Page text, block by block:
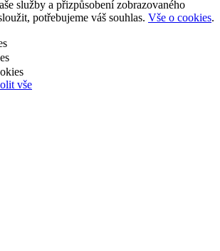
služby a přizpůsobení zobrazovaného
potřebujeme váš souhlas. Vše o cookies.
vše